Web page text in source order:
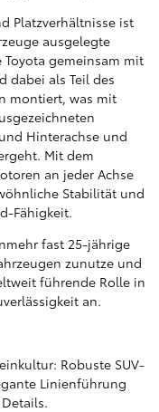
Platzverhältnisse ist
ausgelegte
gemeinsam mit
dabei als Teil des
montiert, was mit
Hinterachse und
Mit dem
an jeder Achse
Stabilität und
Fähigkeit.
fast 25-jährige
zunutze und
führende Rolle in
an.
Robuste SUV-
Linienführung